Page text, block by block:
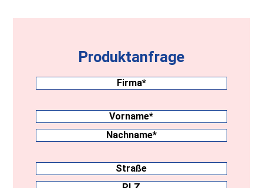
Produktanfrage
Firma(erforderlich)
Nachname(erforderlich)
Vorname
Anschrift
Straße